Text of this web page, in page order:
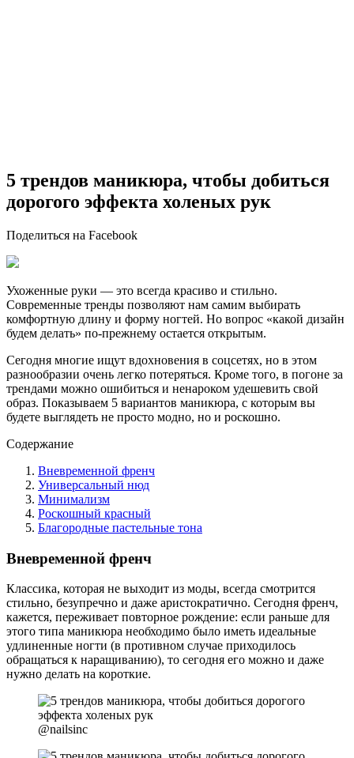
5 трендов маникюра, чтобы добиться
дорогого эффекта холеных рук
Поделиться на Facebook
Ухоженные руки — это всегда красиво и стильно.
Современные тренды позволяют нам самим выбирать
комфортную длину и форму ногтей. Но вопрос «какой дизайн
будем делать» по-прежнему остается открытым.
Сегодня многие ищут вдохновения в соцсетях, но в этом
разнообразии очень легко потеряться. Кроме того, в погоне за
трендами можно ошибиться и ненароком удешевить свой
образ. Показываем 5 вариантов маникюра, с которым вы
будете выглядеть не просто модно, но и роскошно.
Содержание
Вневременной френч
Универсальный нюд
Минимализм
Роскошный красный
Благородные пастельные тона
Вневременной френч
Классика, которая не выходит из моды, всегда смотрится
стильно, безупречно и даже аристократично. Сегодня френч,
кажется, переживает повторное рождение: если раньше для
этого типа маникюра необходимо было иметь идеальные
удлиненные ногти (в противном случае приходилось
обращаться к наращиванию), то сегодня его можно и даже
нужно делать на короткие.
@nailsinc